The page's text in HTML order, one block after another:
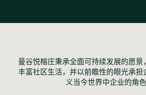
曼谷悦榕庄秉承全面可持续发展的愿景
丰富社区生活，并以前瞻性的眼光承担
义当今世界中企业的角色